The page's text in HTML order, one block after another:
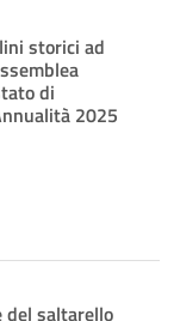
storici ad
di
2025
del saltarello